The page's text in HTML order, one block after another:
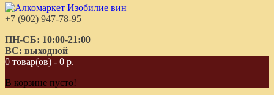
+7 (902) 947-78-95
ПН-СБ: 10:00-21:00
ВС: выходной
0 товар(ов) - 0 р.
В корзине пусто!